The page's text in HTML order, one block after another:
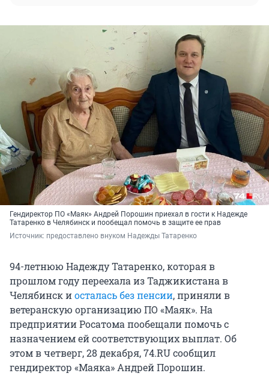
Гендиректор ПО «Маяк» Андрей Порошин приехал в гости к Надежде
Татаренко в Челябинск и пообещал помочь в защите ее прав
Источник: предоставлено внуком Надежды Татаренко
94-летнюю Надежду Татаренко, которая в
прошлом году переехала из Таджикистана в
Челябинск иосталась без пенсии, приняли в
ветеранскую организацию ПО «Маяк». На
предприятии Росатома пообещали помочь с
назначением ей соответствующих выплат. Об
этом в четверг, 28 декабря, 74.RU сообщил
гендиректор «Маяка» Андрей Порошин.